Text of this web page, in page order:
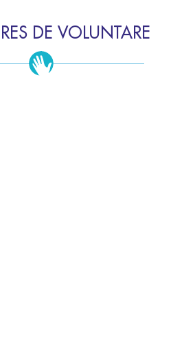
DE VOLUNTARE